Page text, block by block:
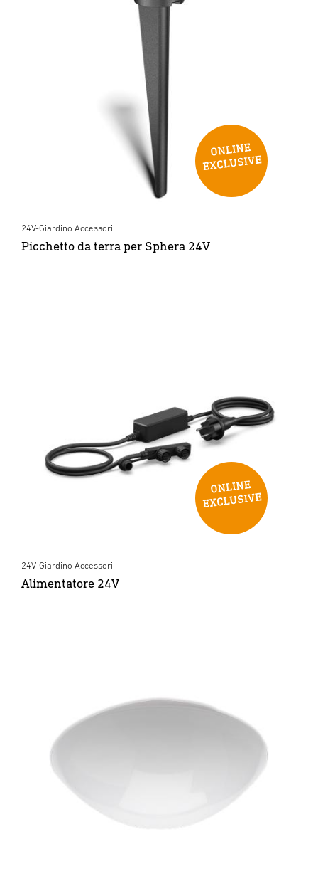
24V-Giardino Accessori
Picchetto da terra per Sphera 24V
24V-Giardino Accessori
Alimentatore 24V